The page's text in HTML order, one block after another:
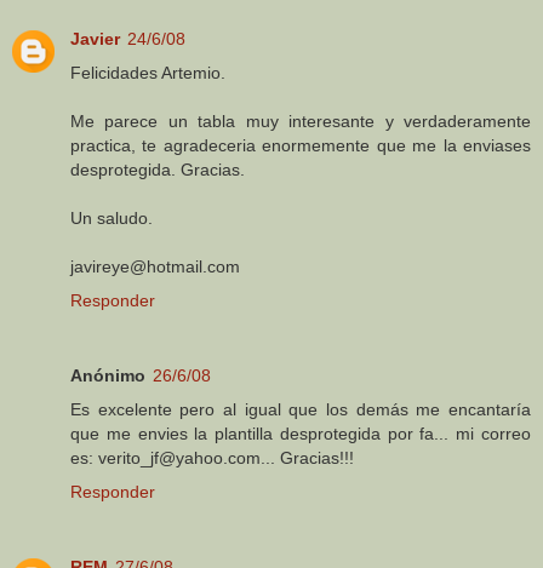
Javier 24/6/08
Felicidades Artemio.
Me parece un tabla muy interesante y verdaderamente
practica, te agradeceria enormemente que me la enviases
desprotegida. Gracias.
Un saludo.
javireye@hotmail.com
Responder
Anónimo 26/6/08
Es excelente pero al igual que los demás me encantaría
que me envies la plantilla desprotegida por fa... mi correo
es: verito_jf@yahoo.com... Gracias!!!
Responder